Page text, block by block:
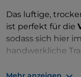
Das luftige,
ist perfekt für die
sodass sich hier
handwerkliche
Food , dessen